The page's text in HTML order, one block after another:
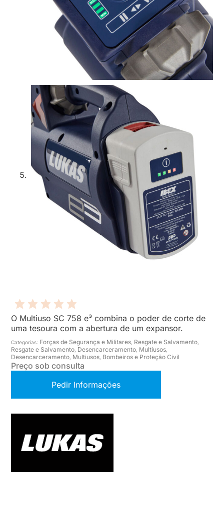
O Multiuso SC 758 e³ combina o poder de corte de
uma tesoura com a abertura de um expansor.
Categorias: Forças de Segurança e Militares, Resgate e Salvamento,
Resgate e Salvamento, Desencarceramento, Multiusos,
Desencarceramento, Multiusos, Bombeiros e Proteção Civil
Preço sob consulta
Pedir Informações